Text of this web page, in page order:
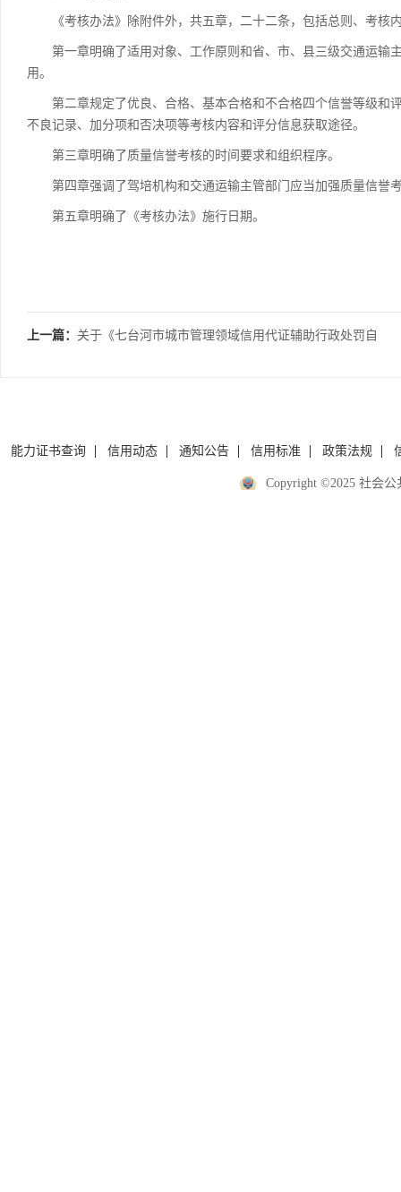
《考核办法》除附件外，共五章，二十二条，包括总则、考核
第一章明确了适用对象、工作原则和省、市、县三级交通运输
用。
第二章规定了优良、合格、基本合格和不合格四个信誉等级和
不良记录、加分项和否决项等考核内容和评分信息获取途径。
第三章明确了质量信誉考核的时间要求和组织程序。
第四章强调了驾培机构和交通运输主管部门应当加强质量信誉
第五章明确了《考核办法》施行日期。
上一篇： 关于《七台河市城市管理领域信用代证辅助行政处罚自
能力证书查询 信用动态 通知公告 信用标准 政策法规
Copyright ©2025 社会